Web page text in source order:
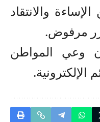
والانتقاد
مرفوض.
وعي المواطن